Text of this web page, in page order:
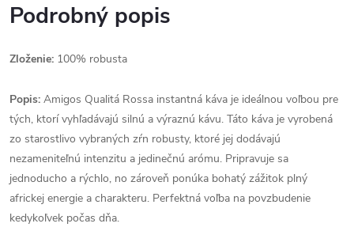
Podrobný popis
Zloženie: 100% robusta
Popis: Amigos Qualitá Rossa instantná káva je ideálnou voľbou pre
tých, ktorí vyhľadávajú silnú a výraznú kávu. Táto káva je vyrobená
zo starostlivo vybraných zŕn robusty, ktoré jej dodávajú
nezameniteľnú intenzitu a jedinečnú arómu. Pripravuje sa
jednoducho a rýchlo, no zároveň ponúka bohatý zážitok plný
africkej energie a charakteru. Perfektná voľba na povzbudenie
kedykoľvek počas dňa.